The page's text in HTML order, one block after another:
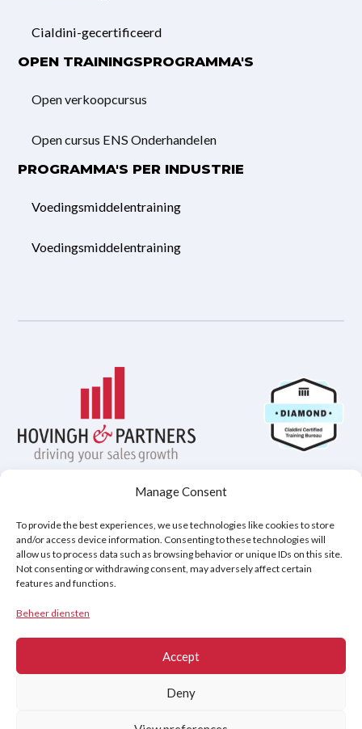
Manage Consent
To provide the best experiences, we use technologies like cookies to store
and/or access device information. Consenting to these technologies will
allow us to process data such as browsing behavior or unique IDs on this site.
Not consenting or withdrawing consent, may adversely affect certain
features and functions.
Beheer diensten
Accept
Deny
Cialdini-gecertificeerd
OPEN TRAININGSPROGRAMMA'S
Open verkoopcursus
Open cursus ENS Onderhandelen
PROGRAMMA'S PER INDUSTRIE
Voedingsmiddelentraining
Voedingsmiddelentraining
Privacybeleid Disclaimer Cookiebeleid (EU)
Copyright © 2026
Hovingh & Partners